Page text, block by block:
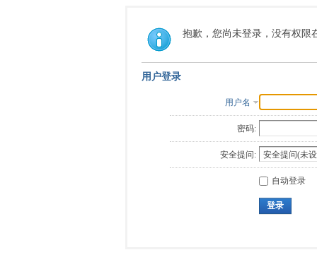
抱歉，您尚未登录，没有权限
用户登录
用户名
密码:
安全提问:
自动登录
登录